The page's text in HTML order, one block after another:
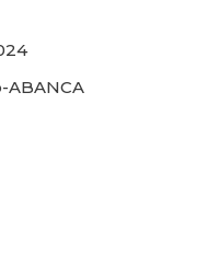
ABANCA